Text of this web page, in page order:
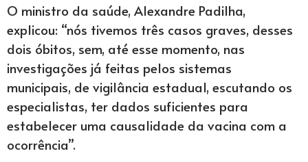
O ministro da saúde, Alexandre Padilha,
explicou: “nós tivemos três casos graves, desses
dois óbitos, sem, até esse momento, nas
investigações já feitas pelos sistemas
municipais, de vigilância estadual, escutando os
especialistas, ter dados suficientes para
estabelecer uma causalidade da vacina com a
ocorrência”.